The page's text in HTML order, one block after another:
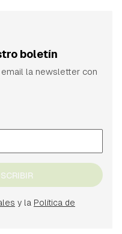
boletín
la newsletter con
y la Política de